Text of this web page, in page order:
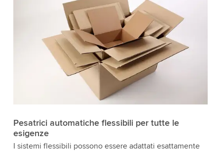
Pesatrici automatiche flessibili per tutte le
esigenze
I sistemi flessibili possono essere adattati esattamente